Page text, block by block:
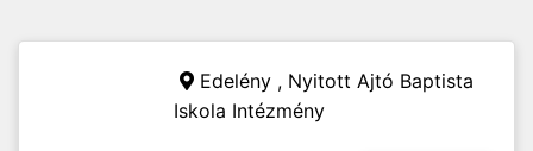
Edelény , Nyitott Ajtó Baptista
Iskola Intézmény